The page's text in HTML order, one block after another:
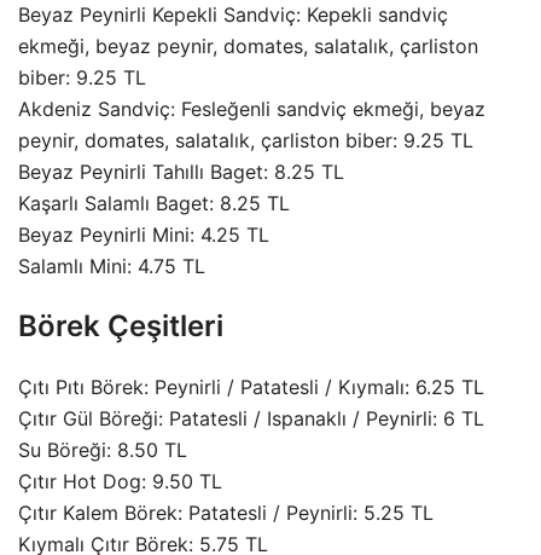
Beyaz Peynirli Kepekli Sandviç: Kepekli sandviç
ekmeği, beyaz peynir, domates, salatalık, çarliston
biber: 9.25 TL
Akdeniz Sandviç: Fesleğenli sandviç ekmeği, beyaz
peynir, domates, salatalık, çarliston biber: 9.25 TL
Beyaz Peynirli Tahıllı Baget: 8.25 TL
Kaşarlı Salamlı Baget: 8.25 TL
Beyaz Peynirli Mini: 4.25 TL
Salamlı Mini: 4.75 TL
Börek Çeşitleri
Çıtı Pıtı Börek: Peynirli / Patatesli / Kıymalı: 6.25 TL
Çıtır Gül Böreği: Patatesli / Ispanaklı / Peynirli: 6 TL
Su Böreği: 8.50 TL
Çıtır Hot Dog: 9.50 TL
Çıtır Kalem Börek: Patatesli / Peynirli: 5.25 TL
Kıymalı Çıtır Börek: 5.75 TL